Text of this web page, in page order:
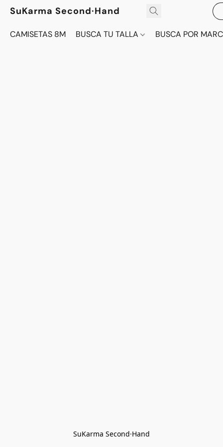
SuKarma Second·Hand
CAMISETAS 8M BUSCA TU TALLA BUSCA POR
SuKarma Second·Hand